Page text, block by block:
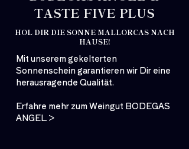
1
i
t
r
TASTE FIVE PLUS
HOL DIR DIE SONNE MALLORCAS NACH
HAUSE!
Mit unserem gekelterten
Sonnenschein garantieren wir Dir eine
herausragende Qualität.
Erfahre mehr zum Weingut BODEGAS
ANGEL >